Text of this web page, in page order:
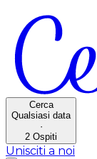
Cerca
Qualsiasi data
·
2 Ospiti
Unisciti a noi